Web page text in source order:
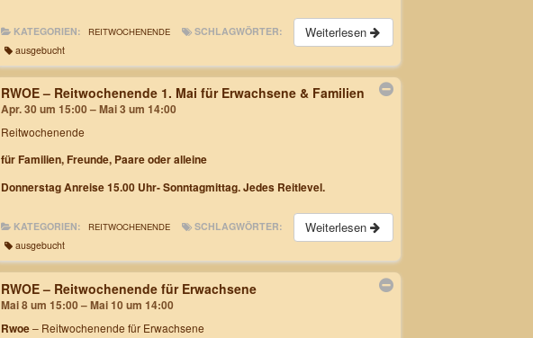
Weiterlesen
KATEGORIEN: REITWOCHENENDE
SCHLAGWÖRTER:
ausgebucht
RWOE – Reitwochenende 1. Mai für Erwachsene & Familien
Apr. 30 um 15:00 – Mai 3 um 14:00
Reitwochenende
für Familien, Freunde, Paare oder alleine
Donnerstag Anreise 15.00 Uhr- Sonntagmittag. Jedes Reitlevel.
Weiterlesen
KATEGORIEN: REITWOCHENENDE
SCHLAGWÖRTER:
ausgebucht
RWOE – Reitwochenende für Erwachsene
Mai 8 um 15:00 – Mai 10 um 14:00
Rwoe– Reitwochenende für Erwachsene